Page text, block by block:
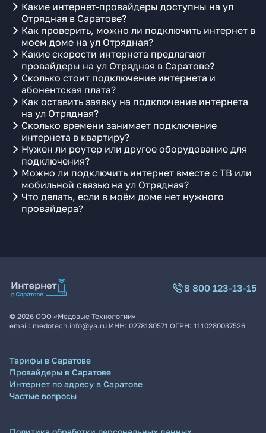
Какие интернет-провайдеры доступны на ул
Отрядная в Саратове?
Как проверить, можно ли подключить интернет в
моем доме на ул Отрядная?
Какие скорости интернета предлагают
провайдеры на ул Отрядная в Саратове?
Сколько стоит подключение интернета и
абонентская плата?
Как оставить заявку на подключение интернета
на ул Отрядная?
Сколько времени занимает подключение
интернета в квартиру?
Нужен ли роутер или другое оборудование для
подключения?
Можно ли подключить интернет вместе с ТВ или
мобильной связью на ул Отрядная?
Что делать, если в моём доме нет нужного
провайдера?
8 800 123-13-15
© 2026 ООО «Медовые Технологии»
email: medotech.info@ya.ru ИНН: 0278180571 ОГРН: 1110280037526
Тарифы в Саратове
Провайдеры в Саратове
Интернет по адресу в Саратове
Частые вопросы